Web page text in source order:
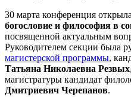
30 марта конференция
богословие и философия в
посвященной актуальным
Руководителем секции была
магистерской программы,
Татьяна Николаевна Резвых
магистратуры кандидат
Дмитриевич Черепанов.